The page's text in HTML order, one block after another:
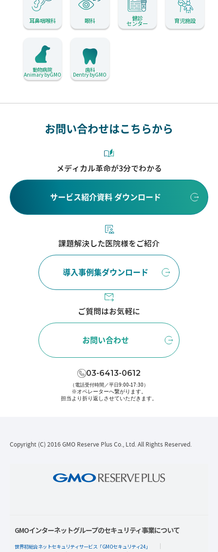
耳鼻咽喉科 眼科 健診
センター 育児施設
動物病院
Animary byGMO
歯科
Dentry byGMO
お問い合わせはこちらから
メディカル革命が3分でわかる
サービス紹介資料 ダウンロード
課題解決した医院様をご紹介
導入事例集ダウンロード
ご質問はお気軽に
お問い合わせ
03-6413-0612
（電話受付時間／平日9:00-17:30）
※オペレーターへ繋がります。
担当より折り返しさせていただきます。
Copyright (C) 2016 GMO Reserve Plus Co., Ltd. All Rights Reserved.
GMOインターネットグループのセキュリティ事業について
世界初総合ネットセキュリティサービス「GMOセキュリティ24」